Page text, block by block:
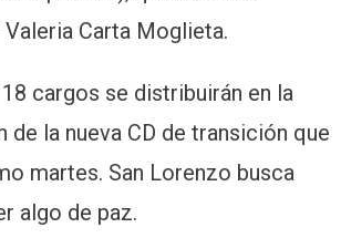
Carta Moglieta.
cargos se distribuirán en la
de la nueva CD de transición que
martes. San Lorenzo busca
algo de paz.